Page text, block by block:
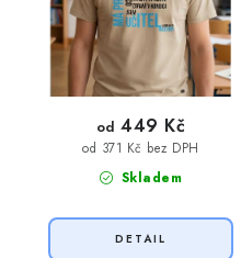
Skladem
od 371 Kč bez DPH
od 449 Kč